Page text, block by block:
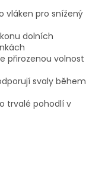
vláken pro snížený
dolních
přirozenou volnost
svaly během
trvalé pohodlí v